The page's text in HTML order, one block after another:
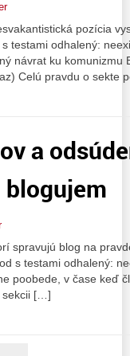
pozícia
testami odhalený:
návrat ku komunizmu
Celú pravdu o sekte
a
spravujú blog na
s testami odhalený:
poobede, v čase keď
sekcii […]